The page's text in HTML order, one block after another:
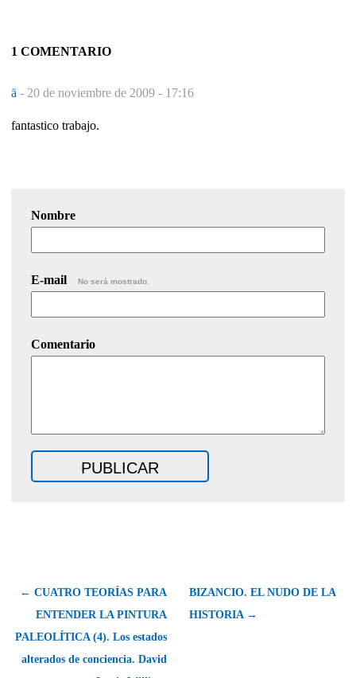
1 COMENTARIO
ä - 20 de noviembre de 2009 - 17:16
fantastico trabajo.
Nombre
E-mail No será mostrado.
Comentario
← CUATRO TEORÍAS PARA
ENTENDER LA PINTURA
PALEOLÍTICA (4). Los estados
alterados de conciencia. David
BIZANCIO. EL NUDO DE LA
HISTORIA →